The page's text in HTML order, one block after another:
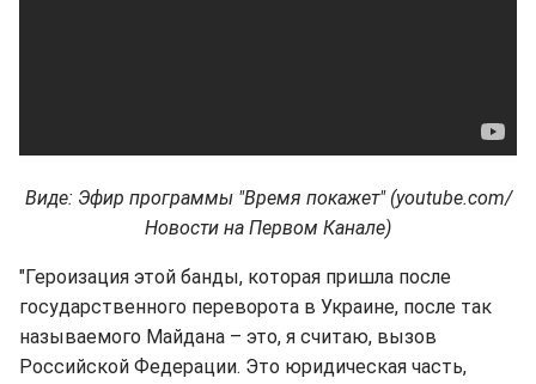
Виде: Эфир программы "Время покажет" (youtube.com/
Новости на Первом Канале)
"Героизация этой банды, которая пришла после
государственного переворота в Украине, после так
называемого Майдана – это, я считаю, вызов
Российской Федерации. Это юридическая часть,